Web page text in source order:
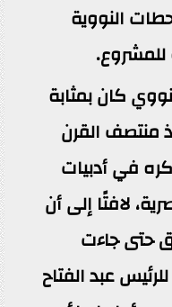
النووية
للمشروع.
كان بمثابة
منتصف القرن
في أدبيات
لافتًا إلى أن
حتى جاءت
عبد الفتاح